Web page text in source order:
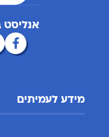
מידע לעמיתים